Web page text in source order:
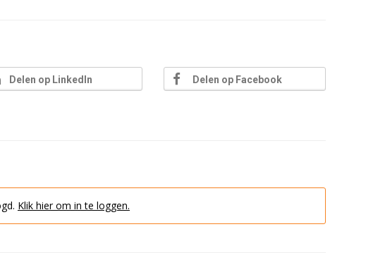
Delen op LinkedIn Delen op Facebook
Klik hier om in te loggen.